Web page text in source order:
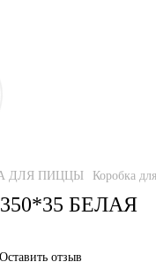
ДЛЯ ПИЦЦЫ Коробка
БЕЛАЯ
Оставить отзыв